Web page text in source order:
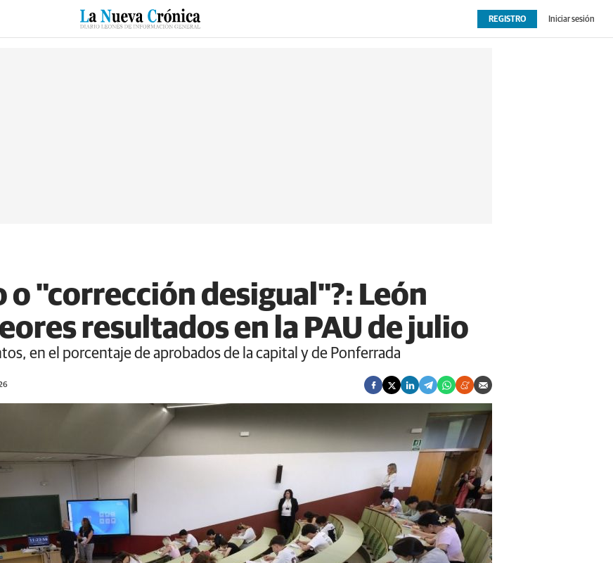
SUCESOS CULTURAS ESPECIALES DEPORTES OPINIÓN EXTRAS
REGISTRO Iniciar sesión
o "corrección desigual"?: León
resultados en la PAU de julio
en el porcentaje de aprobados de la capital y de Ponferrada